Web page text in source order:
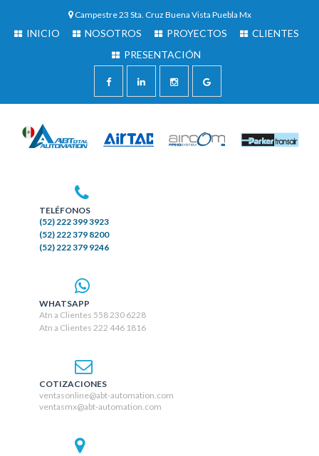
Campestre 23 Sta. Cruz Buena Vista Puebla Mx
INICIO NOSOTROS PROYECTOS
CLIENTES
PRESENTACIÓN
TELÉFONOS
(52) 222 399 3923
(52) 222 379 8200
(52) 222 379 9246
WHATSAPP
Atn a Clientes 558 230 6228
Atn a Clientes 222 446 1816
COTIZACIONES
ventasonline@abt-automation.com
ventasmx@abt-automation.com